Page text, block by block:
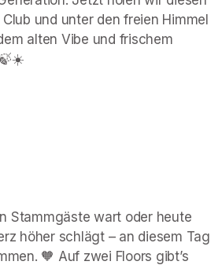
und unter den freien Himmel
alten Vibe und frischem
Stammgäste wart oder heute
höher schlägt – an diesem Tag
🧡 Auf zwei Floors gibt’s